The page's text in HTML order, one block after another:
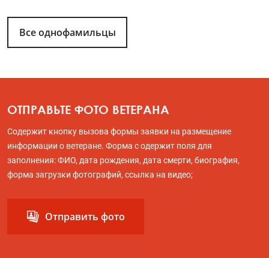
Все однофамильцы
ОТПРАВЬТЕ ФОТО ВЕТЕРАНА
Содержит кнопку вызова формы заявки на размещение
информации о ветеране. Форма с одержит поля для
заполнения: ФИО, дата рождения, дата смерти, биография,
форма загрузки фотографий, ссылка на видео;
Отправить фото